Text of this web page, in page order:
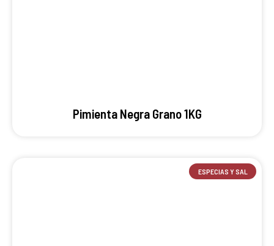
Pimienta Negra Grano 1KG
ESPECIAS Y SAL